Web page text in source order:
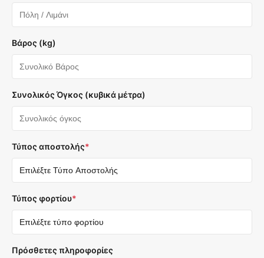
Βάρος (kg)
Συνολικός Όγκος (κυβικά μέτρα)
Τύπος αποστολής*
Τύπος φορτίου*
Πρόσθετες πληροφορίες